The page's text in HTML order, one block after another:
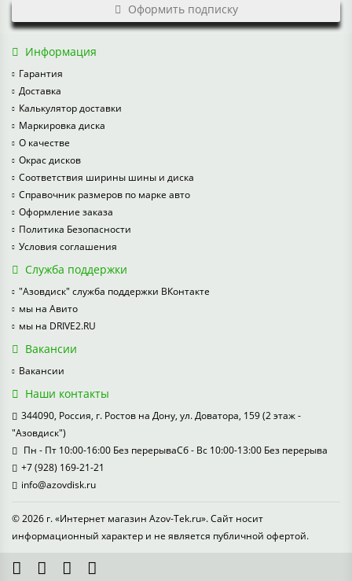
Оформить подписку
Информация
Гарантия
Доставка
Калькулятор доставки
Маркировка диска
О качестве
Окрас дисков
Соответствия ширины шины и диска
Справочник размеров по марке авто
Оформление заказа
Политика Безопасности
Условия соглашения
Служба поддержки
"Азовдиск" служба поддержки ВКонтакте
мы на Авито
мы на DRIVE2.RU
Вакансии
Вакансии
Наши контакты
344090, Россия, г. Ростов на Дону, ул. Доватора, 159 (2 этаж -
"Азовдиск")
Пн - Пт 10:00-16:00 Без перерываСб - Вс 10:00-13:00 Без перерыва
+7 (928) 169-21-21
info@azovdisk.ru
© 2026 г. «Интернет магазин Azov-Tek.ru». Сайт носит
информационный характер и не является публичной офертой.